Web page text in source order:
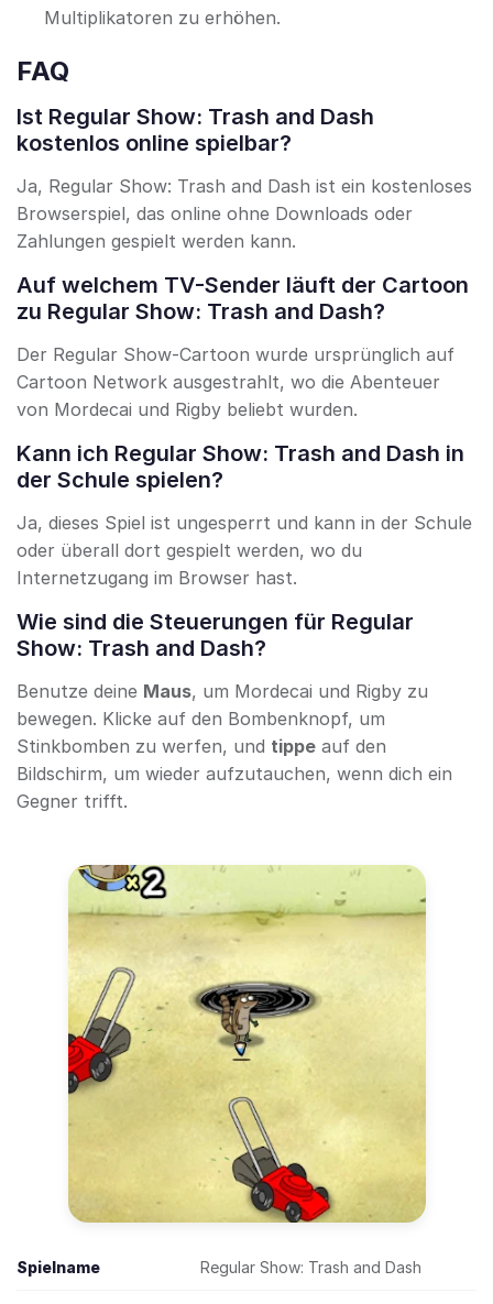
Multiplikatoren zu erhöhen.
FAQ
Ist Regular Show: Trash and Dash
kostenlos online spielbar?
Ja, Regular Show: Trash and Dash ist ein kostenloses
Browserspiel, das online ohne Downloads oder
Zahlungen gespielt werden kann.
Auf welchem TV-Sender läuft der Cartoon
zu Regular Show: Trash and Dash?
Der Regular Show-Cartoon wurde ursprünglich auf
Cartoon Network ausgestrahlt, wo die Abenteuer
von Mordecai und Rigby beliebt wurden.
Kann ich Regular Show: Trash and Dash in
der Schule spielen?
Ja, dieses Spiel ist ungesperrt und kann in der Schule
oder überall dort gespielt werden, wo du
Internetzugang im Browser hast.
Wie sind die Steuerungen für Regular
Show: Trash and Dash?
Benutze deine Maus, um Mordecai und Rigby zu
bewegen. Klicke auf den Bombenknopf, um
Stinkbomben zu werfen, und tippe auf den
Bildschirm, um wieder aufzutauchen, wenn dich ein
Gegner trifft.
Spielname Regular Show: Trash and Dash